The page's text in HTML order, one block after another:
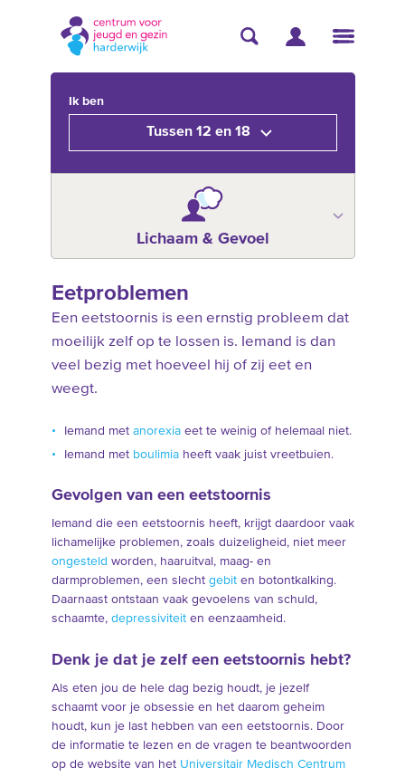
Ik ben
Tussen 12 en 18
Lichaam & Gevoel
Eetproblemen
Een eetstoornis is een ernstig probleem dat
moeilijk zelf op te lossen is. Iemand is dan
veel bezig met hoeveel hij of zij eet en
weegt.
Iemand met anorexiaeet te weinig of helemaal niet.
Iemand met boulimiaheeft vaak juist vreetbuien.
Gevolgen van een eetstoornis
Iemand die een eetstoornis heeft, krijgt daardoor vaak
lichamelijke problemen, zoals duizeligheid, niet meer
ongesteld worden, haaruitval, maag- en
darmproblemen, een slecht gebiten botontkalking.
Daarnaast ontstaan vaak gevoelens van schuld,
schaamte, depressiviteiten eenzaamheid.
Denk je dat je zelf een eetstoornis hebt?
Als eten jou de hele dag bezig houdt, je jezelf
schaamt voor je obsessie en het daarom geheim
houdt, kun je last hebben van een eetstoornis. Door
de informatie te lezen en de vragen te beantwoorden
op de website van het Universitair Medisch Centrum